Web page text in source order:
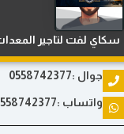
سكاي لفت لتاجير
جوال :0558742377
واتساب :558742377